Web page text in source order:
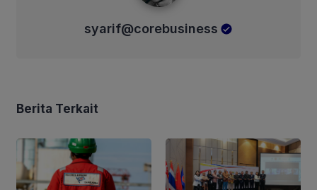
syarif@corebusiness
Berita Terkait